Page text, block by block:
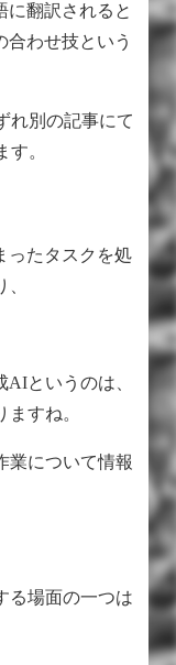
に翻訳されると
合わせ技という
れ別の記事にて
。
ったタスクを処
というのは、
すね。
業について情報
る場面の一つは